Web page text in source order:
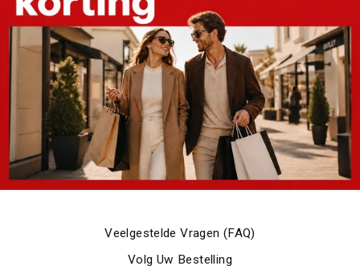
Veelgestelde Vragen (FAQ)
Volg Uw Bestelling